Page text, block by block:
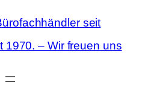
1970. – Wir freuen uns